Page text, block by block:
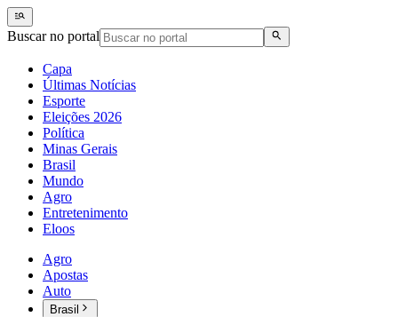
Buscar no portal
Capa
Últimas Notícias
Esporte
Eleições 2026
Política
Minas Gerais
Brasil
Mundo
Agro
Entretenimento
Eloos
Agro
Apostas
Auto
Brasil